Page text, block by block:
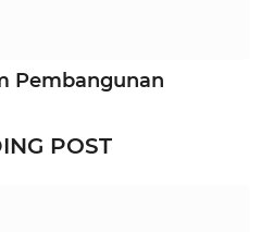
Pembangunan
POST